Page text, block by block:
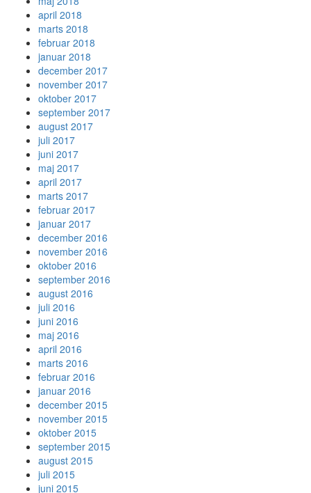
april 2018
marts 2018
februar 2018
januar 2018
december 2017
november 2017
oktober 2017
september 2017
august 2017
juli 2017
juni 2017
maj 2017
april 2017
marts 2017
februar 2017
januar 2017
december 2016
november 2016
oktober 2016
september 2016
august 2016
juli 2016
juni 2016
maj 2016
april 2016
marts 2016
februar 2016
januar 2016
december 2015
november 2015
oktober 2015
september 2015
august 2015
juli 2015
juni 2015